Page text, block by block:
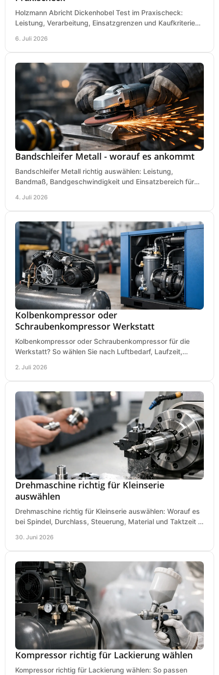
Holzmann Abricht Dickenhobel Test im Praxischeck:
Leistung, Verarbeitung, Einsatzgrenzen und Kaufkriterien
6. Juli 2026
Bandschleifer Metall - worauf es ankommt
Bandschleifer Metall richtig auswählen: Leistung,
Bandmaß, Bandgeschwindigkeit und Einsatzbereich für
4. Juli 2026
Kolbenkompressor oder
Schraubenkompressor Werkstatt
Kolbenkompressor oder Schraubenkompressor für die
Werkstatt? So wählen Sie nach Luftbedarf, Laufzeit,
2. Juli 2026
Drehmaschine richtig für Kleinserie
auswählen
Drehmaschine richtig für Kleinserie auswählen: Worauf es
bei Spindel, Durchlass, Steuerung, Material und Taktzeit in
30. Juni 2026
Kompressor richtig für Lackierung wählen
Kompressor richtig für Lackierung wählen: So passen